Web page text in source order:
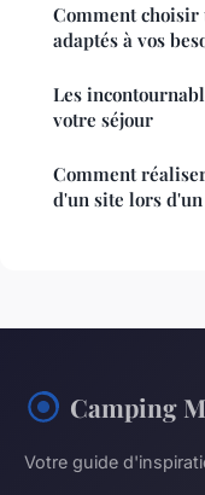
Comment choisir
adaptés à vos
Les
votre séjour
Comment
d'un site lors
Camping
Votre guide